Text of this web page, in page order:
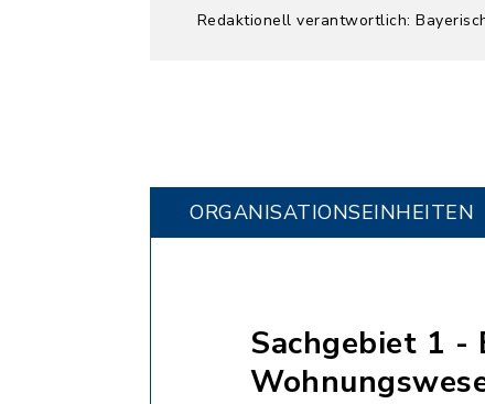
Redaktionell verantwortlich:
ORGANISATIONS­EINHEITEN
Sachgebiet 1 -